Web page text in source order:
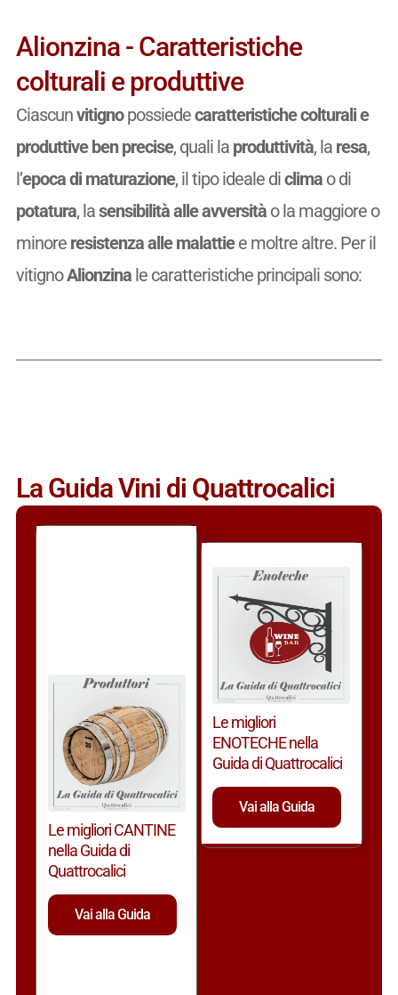
Alionzina - Caratteristiche
colturali e produttive
Ciascunvitignopossiedecaratteristiche colturali e
produttive ben precise, quali la produttività, la resa,
l’epoca di maturazione, il tipo ideale diclimao di
potatura, lasensibilità alle avversitào la maggiore o
minore resistenza alle malattiee moltre altre. Per il
vitignoAlionzinale caratteristiche principali sono:
La Guida Vini di Quattrocalici
Le migliori CANTINE
nella Guida di
Quattrocalici
Vai alla Guida
Le migliori
ENOTECHE nella
Guida di Quattrocalici
Vai alla Guida